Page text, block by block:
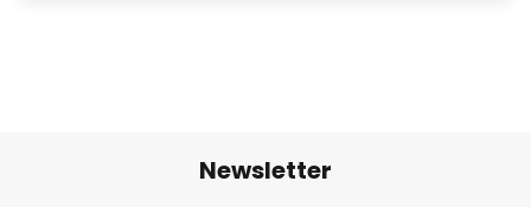
Newsletter